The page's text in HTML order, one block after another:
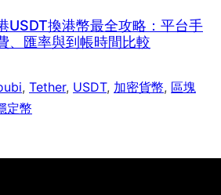
USDT換港幣最全攻略：平台手
、匯率與到帳時間比較
, Tether, USDT, 加密貨幣, 區塊
定幣